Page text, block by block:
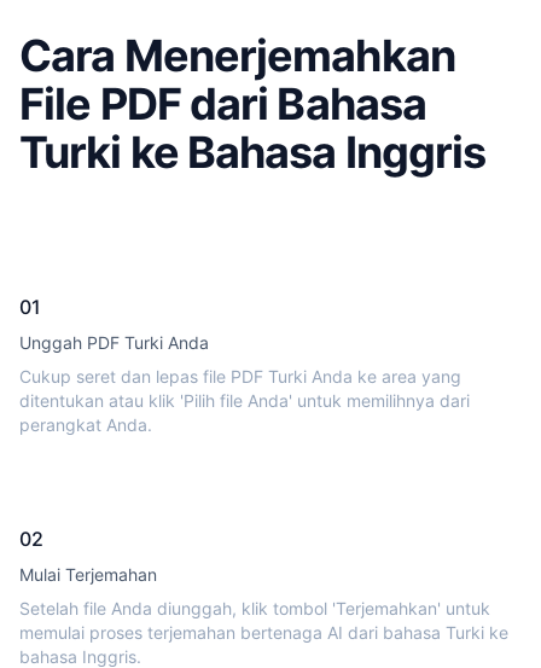
Cara Menerjemahkan
File PDF dari Bahasa
Turki ke Bahasa Inggris
01
Unggah PDF Turki Anda
Cukup seret dan lepas file PDF Turki Anda ke area yang
ditentukan atau klik 'Pilih file Anda' untuk memilihnya dari
perangkat Anda.
02
Mulai Terjemahan
Setelah file Anda diunggah, klik tombol 'Terjemahkan' untuk
memulai proses terjemahan bertenaga AI dari bahasa Turki ke
bahasa Inggris.